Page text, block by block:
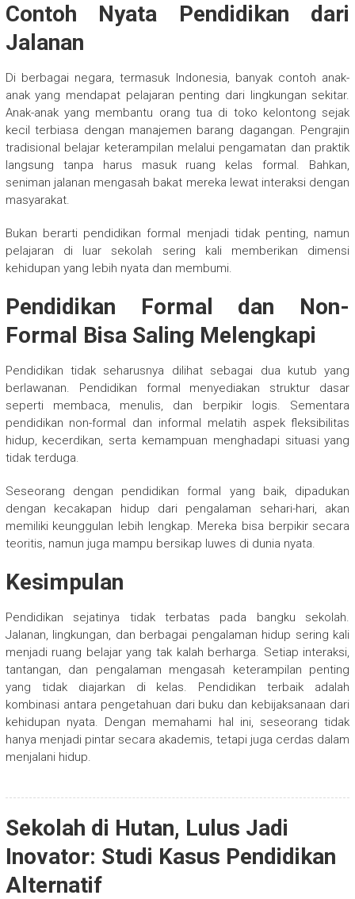
Contoh Nyata Pendidikan dari
Jalanan
Di berbagai negara, termasuk Indonesia, banyak contoh anak-
anak yang mendapat pelajaran penting dari lingkungan sekitar.
Anak-anak yang membantu orang tua di toko kelontong sejak
kecil terbiasa dengan manajemen barang dagangan. Pengrajin
tradisional belajar keterampilan melalui pengamatan dan praktik
langsung tanpa harus masuk ruang kelas formal. Bahkan,
seniman jalanan mengasah bakat mereka lewat interaksi dengan
masyarakat.
Bukan berarti pendidikan formal menjadi tidak penting, namun
pelajaran di luar sekolah sering kali memberikan dimensi
kehidupan yang lebih nyata dan membumi.
Pendidikan Formal dan Non-
Formal Bisa Saling Melengkapi
Pendidikan tidak seharusnya dilihat sebagai dua kutub yang
berlawanan. Pendidikan formal menyediakan struktur dasar
seperti membaca, menulis, dan berpikir logis. Sementara
pendidikan non-formal dan informal melatih aspek fleksibilitas
hidup, kecerdikan, serta kemampuan menghadapi situasi yang
tidak terduga.
Seseorang dengan pendidikan formal yang baik, dipadukan
dengan kecakapan hidup dari pengalaman sehari-hari, akan
memiliki keunggulan lebih lengkap. Mereka bisa berpikir secara
teoritis, namun juga mampu bersikap luwes di dunia nyata.
Kesimpulan
Pendidikan sejatinya tidak terbatas pada bangku sekolah.
Jalanan, lingkungan, dan berbagai pengalaman hidup sering kali
menjadi ruang belajar yang tak kalah berharga. Setiap interaksi,
tantangan, dan pengalaman mengasah keterampilan penting
yang tidak diajarkan di kelas. Pendidikan terbaik adalah
kombinasi antara pengetahuan dari buku dan kebijaksanaan dari
kehidupan nyata. Dengan memahami hal ini, seseorang tidak
hanya menjadi pintar secara akademis, tetapi juga cerdas dalam
menjalani hidup.
Sekolah di Hutan, Lulus Jadi
Inovator: Studi Kasus Pendidikan
Alternatif